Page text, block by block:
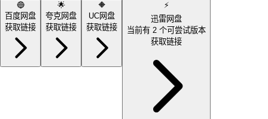
🔵
百度网盘
获取链接
🌟
夸克网盘
获取链接
🔶
UC网盘
获取链接
⚡
迅雷网盘
当前有 2 个可尝试版本
获取链接